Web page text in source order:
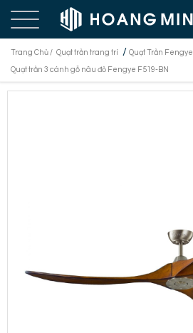
Trang Chủ / Quạt trần trang trí / Quạt Trần Fengye
Quạt trần 3 cánh gỗ nâu đỏ Fengye F519-BN